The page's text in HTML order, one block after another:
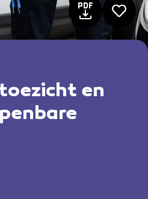
en